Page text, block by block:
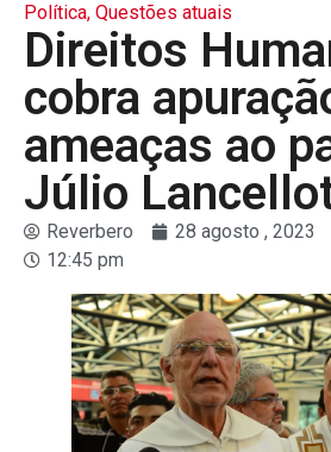
Política, Questões atuais
Direitos
cobra
ameaças ao
Júlio
Reverbero 28 agosto , 2023
12:45 pm